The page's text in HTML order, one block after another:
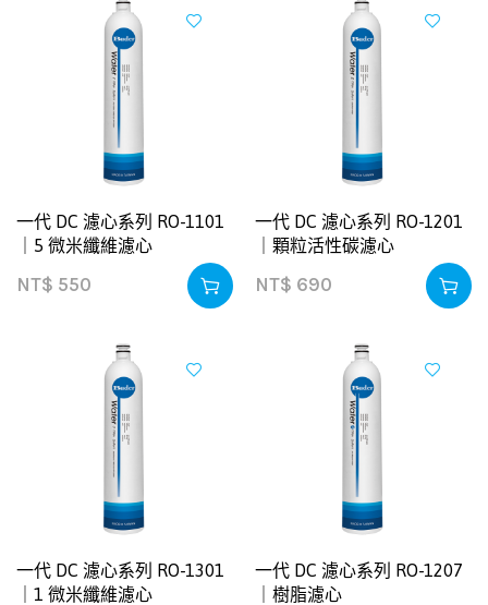
一代 DC 濾心系列 RO-1101
｜5 微米纖維濾心
NT$ 550
一代 DC 濾心系列 RO-1201
｜顆粒活性碳濾心
NT$ 690
一代 DC 濾心系列 RO-1301
｜1 微米纖維濾心
一代 DC 濾心系列 RO-1207
｜樹脂濾心